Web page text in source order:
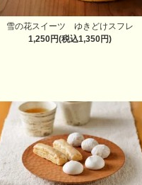
雪の花スイーツ ゆきどけスフレ
1,250円(税込1,350円)